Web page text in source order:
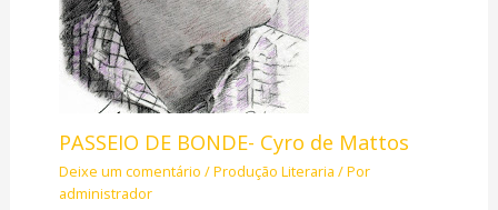
PASSEIO DE BONDE- Cyro de Mattos
Deixe um comentário /Produção Literaria / Por
administrador